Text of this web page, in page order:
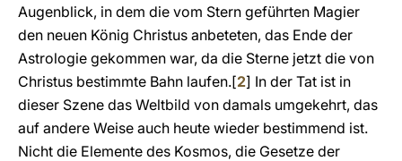
Augenblick, in dem die vom Stern geführten Magier
den neuen König Christus anbeteten, das Ende der
Astrologie gekommen war, da die Sterne jetzt die von
Christus bestimmte Bahn laufen.[2] In der Tat ist in
dieser Szene das Weltbild von damals umgekehrt, das
auf andere Weise auch heute wieder bestimmend ist.
Nicht die Elemente des Kosmos, die Gesetze der